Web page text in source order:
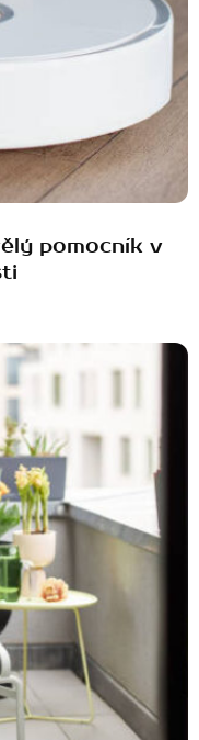
pomocník v